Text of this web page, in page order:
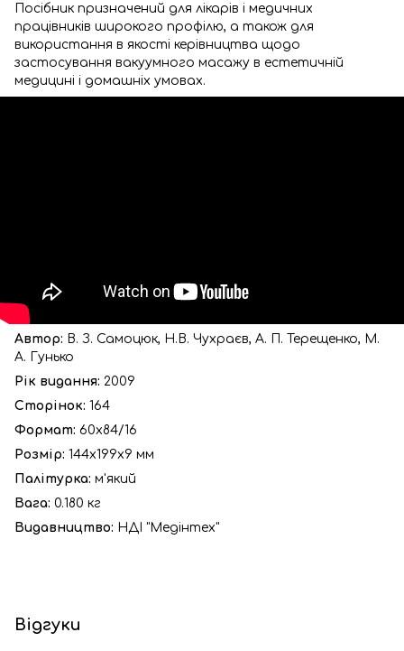
Посібник призначений для лікарів і медичних
працівників широкого профілю, а також для
використання в якості керівництва щодо
застосування вакуумного масажу в естетичній
медицині і домашніх умовах.
Автор: В. З. Самоцюк, Н.В. Чухраєв, А. П. Терещенко, М.
А. Гунько
Рік видання: 2009
Сторінок: 164
Формат: 60х84/16
Розмір: 144х199х9 мм
Палітурка: м'який
Вага: 0.180 кг
Видавництво: НДІ "Медінтех"
Відгуки